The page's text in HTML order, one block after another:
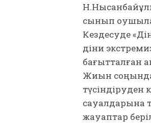
сынып
Кездесуде
діни
бағытталған
Жиын
түсіндіруден
сауалдарына
жауаптар